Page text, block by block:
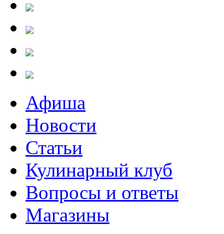
Афиша
Новости
Статьи
Кулинарный клуб
Вопросы и ответы
Магазины